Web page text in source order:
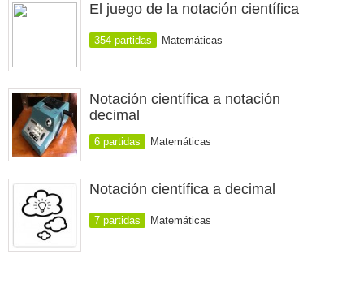
El juego de la notación científica
354 partidas Matemáticas
Notación científica a notación
decimal
6 partidas Matemáticas
Notación científica a decimal
7 partidas Matemáticas